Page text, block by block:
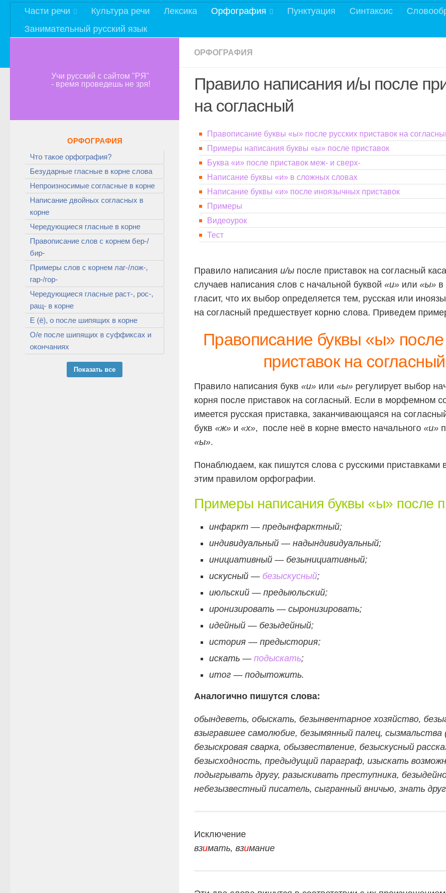
Части речи Культура речи Лексика Орфография Пунктуация Синтаксис
Занимательный русский язык
ОРФОГРАФИЯ
Правило написания и/ы после
на согласный
Правописание буквы «ы» после русских приставок на
Примеры написания буквы «ы» после приставок
Буква «и» после приставок меж- и сверх-
Написание буквы «и» в сложных словах
Написание буквы «и» после иноязычных приставок
Примеры
Видеоурок
Тест
Правило написания и/ы после приставок на согласный
случаев написания слов с начальной буквой «и» или «ы» в
гласит, что их выбор определяется тем, русская или
на согласный предшествует корню слова. Приведем
Правописание буквы «ы» после
приставок на согласный
Правило написания букв «и» или «ы» регулирует выбор
корня после приставок на согласный. Если в морфемном
имеется русская приставка, заканчивающаяся на
букв «ж» и «х», после неё в корне вместо начального «и»
«ы».
Понаблюдаем, как пишутся слова с русскими приставками
этим правилом орфографии.
Примеры написания буквы «ы» после
инфаркт — предынфарктный;
индивидуальный — надындивидуальный;
инициативный — безынициативный;
искусный — безыскусный;
июльский — предыюльский;
иронизировать — сыронизировать;
идейный — безыдейный;
история — предыстория;
искать — подыскать;
итог — подытожить.
Аналогично пишутся слова:
обындеветь, обыскать, безынвентарное хозяйство,
взыгравшее самолюбие, безымянный палец, сызмальства
безыскровая сварка, обызвествление, безыскусный
безысходность, предыдущий параграф, изыскать
подыгрывать другу, разыскивать преступника,
небезызвестный писатель, сыгранный вничью, знать
Исключение
взимать, взимание
Учи русский с сайтом "РЯ"
- время проведешь не зря!
ОРФОГРАФИЯ
Что такое орфография?
Безударные гласные в корне слова
Непроизносимые согласные в корне
Написание двойных согласных в
корне
Чередующиеся гласные в корне
Правописание слов с корнем бер-/
бир-
Примеры слов с корнем лаг-/лож-,
гар-/гор-
Чередующиеся гласные раст-, рос-,
ращ- в корне
Е (ё), о после шипящих в корне
О/е после шипящих в суффиксах и
окончаниях
Показать все